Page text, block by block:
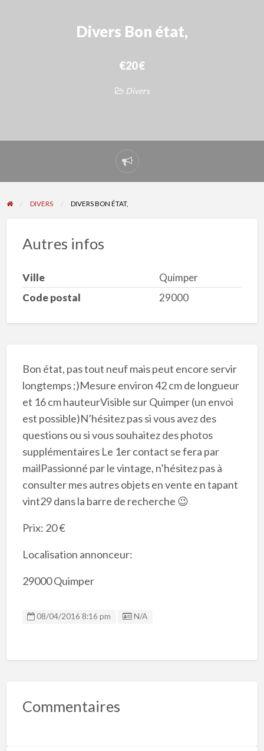
Divers Bon état,
€20 €
Divers
Signaler
un
problème
DIVERS DIVERS BON ÉTAT,
Autres infos
Ville
Quimper
Code postal
29000
Bon état, pas tout neuf mais peut encore servir
longtemps ;)Mesure environ 42 cm de longueur
et 16 cm hauteurVisible sur Quimper (un envoi
est possible)N’hésitez pas si vous avez des
questions ou si vous souhaitez des photos
supplémentaires Le 1er contact se fera par
mailPassionné par le vintage, n’hésitez pas à
consulter mes autres objets en vente en tapant
vint29 dans la barre de recherche 😉
Prix: 20 €
Localisation annonceur:
29000 Quimper
08/04/2016 8:16 pm Listing ID
N/A
Commentaires